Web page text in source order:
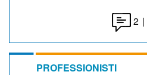
2 |
PROFESSIONISTI